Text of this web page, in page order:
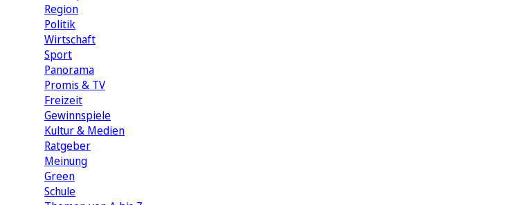
Region
Politik
Wirtschaft
Sport
Panorama
Promis & TV
Freizeit
Gewinnspiele
Kultur & Medien
Ratgeber
Meinung
Green
Schule